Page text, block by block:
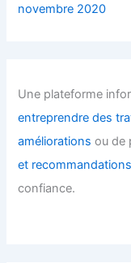
novembre 2020
Une plateforme
entreprendre des
améliorations ou de
et recommandations
confiance.